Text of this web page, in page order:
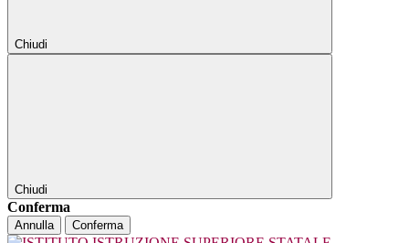
Chiudi
Chiudi
Conferma
Annulla Conferma